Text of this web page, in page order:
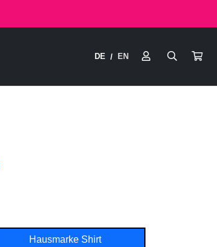
DE / EN
Hausmarke Shirt